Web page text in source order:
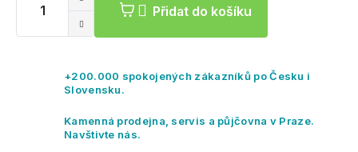
Přidat do košíku
+200.000 spokojených zákazníků po Česku i
Slovensku.
Kamenná prodejna, servis a půjčovna v Praze.
Navštivte nás.